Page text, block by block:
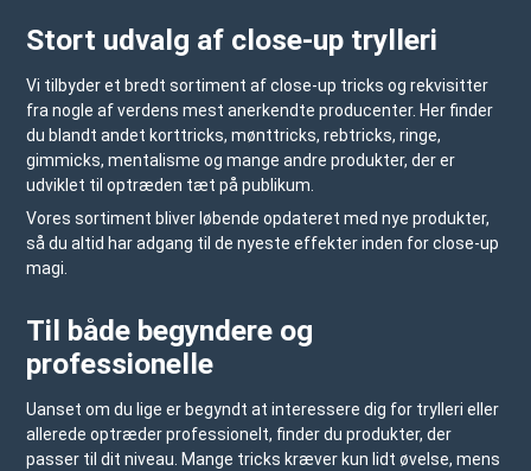
Stort udvalg af close-up trylleri
Vi tilbyder et bredt sortiment af close-up tricks og rekvisitter
fra nogle af verdens mest anerkendte producenter. Her finder
du blandt andet korttricks,mønttricks, rebtricks, ringe,
gimmicks,mentalisme og mange andre produkter, der er
udviklet til optræden tæt på publikum.
Vores sortiment bliver løbende opdateret med nye produkter,
så du altid har adgang til de nyeste effekter inden for close-up
magi.
Til både begyndere og
professionelle
Uanset om du lige er begyndt at interessere dig for trylleri eller
allerede optræder professionelt, finder du produkter, der
passer til dit niveau. Mange tricks kræver kun lidt øvelse, mens